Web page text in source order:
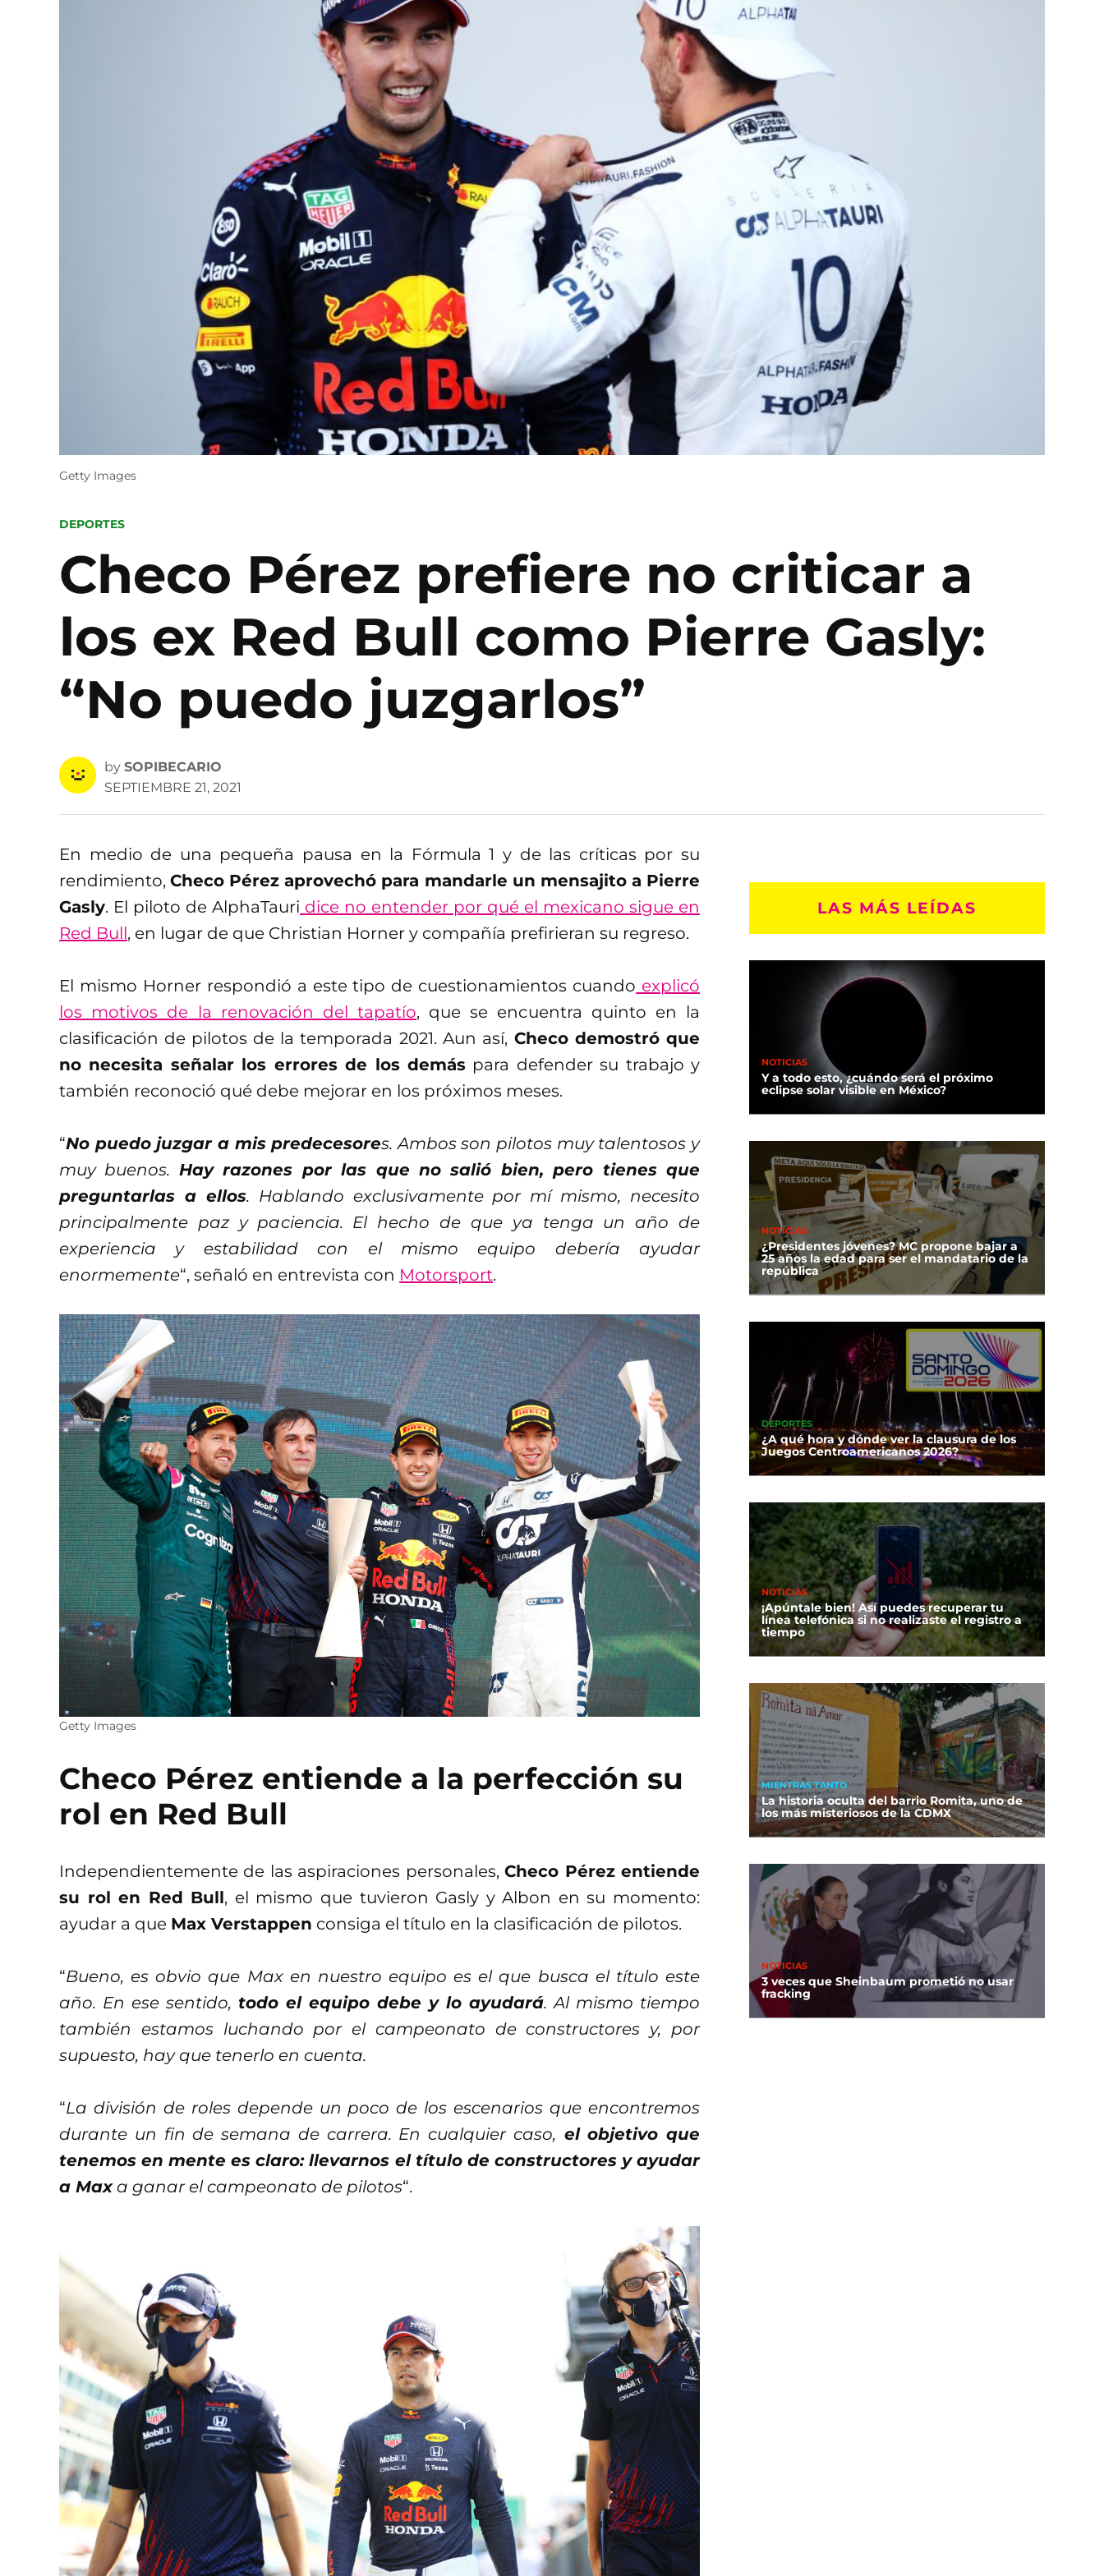
Getty Images
POSTED
DEPORTES
Checo Pérez prefiere no criticar a
los ex Red Bull como Pierre Gasly:
“No puedo juzgarlos”
by SOPIBECARIO
SEPTIEMBRE 21, 2021
En medio de una pequeña pausa en la Fórmula 1 y de las críticas por su
rendimiento,Checo Pérez aprovechó para mandarle un mensajito a Pierre
Gasly. El piloto de AlphaTauri dice no entender por qué el mexicano sigue en
Red Bull, en lugar de que Christian Horner y compañía prefirieran su regreso.
El mismo Horner respondió a este tipo de cuestionamientos cuando explicó
los motivos de la renovación del tapatío, que se encuentra quinto en la
clasificación de pilotos de la temporada 2021. Aun así, Checo demostró que
no necesita señalar los errores de los demáspara defender su trabajo y
también reconoció qué debe mejorar en los próximos meses.
“No puedo juzgar a mis predecesores. Ambos son pilotos muy talentosos y
muy buenos. Hay razones por las que no salió bien, pero tienes que
preguntarlas a ellos. Hablando exclusivamente por mí mismo, necesito
principalmente paz y paciencia. El hecho de que ya tenga un año de
experiencia y estabilidad con el mismo equipo debería ayudar
enormemente“, señaló en entrevista con Motorsport.
Getty Images
Checo Pérez entiende a la perfección su
rol en Red Bull
Independientemente de las aspiraciones personales,Checo Pérez entiende
su rol en Red Bull, el mismo que tuvieron Gasly y Albon en su momento:
ayudar a que Max Verstappen consiga el título en la clasificación de pilotos.
“Bueno, es obvio que Max en nuestro equipo es el que busca el título este
año. En ese sentido, todo el equipo debe y lo ayudará. Al mismo tiempo
también estamos luchando por el campeonato de constructores y, por
supuesto, hay que tenerlo en cuenta.
“La división de roles depende un poco de los escenarios que encontremos
durante un fin de semana de carrera. En cualquier caso, el objetivo que
tenemos en mente es claro: llevarnos el título de constructores y ayudar
a Maxa ganar el campeonato de pilotos“.
LAS MÁS LEÍDAS
NOTICIAS
Y a todo esto, ¿cuándo será el próximo
eclipse solar visible en México?
NOTICIAS
¿Presidentes jóvenes? MC propone bajar a
25 años la edad para ser el mandatario de la
república
DEPORTES
¿A qué hora y dónde ver la clausura de los
Juegos Centroamericanos 2026?
NOTICIAS
¡Apúntale bien! Así puedes recuperar tu
línea telefónica si no realizaste el registro a
tiempo
MIENTRAS TANTO
La historia oculta del barrio Romita, uno de
los más misteriosos de la CDMX
NOTICIAS
3 veces que Sheinbaum prometió no usar
fracking